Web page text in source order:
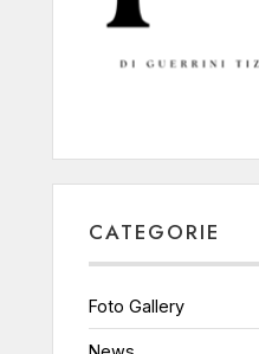
CATEGORIE
Foto Gallery